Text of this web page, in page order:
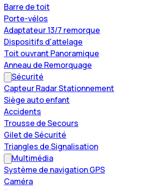
Barre de toit
Porte-vélos
Adaptateur 13/7 remorque
Dispositifs d'attelage
Toit ouvrant Panoramique
Anneau de Remorquage
Sécurité
Capteur Radar Stationnement
Siège auto enfant
Accidents
Trousse de Secours
Gilet de Sécurité
Triangles de Signalisation
Multimédia
Système de navigation GPS
Caméra